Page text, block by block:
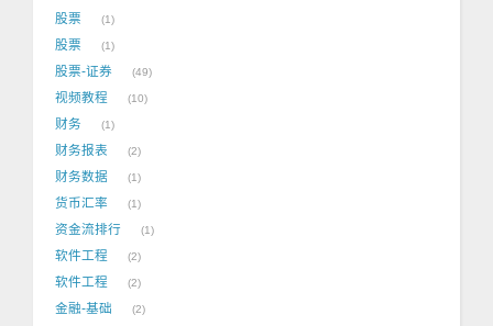
股票 1
股票 1
股票-证券 49
视频教程 10
财务 1
财务报表 2
财务数据 1
货币汇率 1
资金流排行 1
软件工程 2
软件工程 2
金融-基础 2